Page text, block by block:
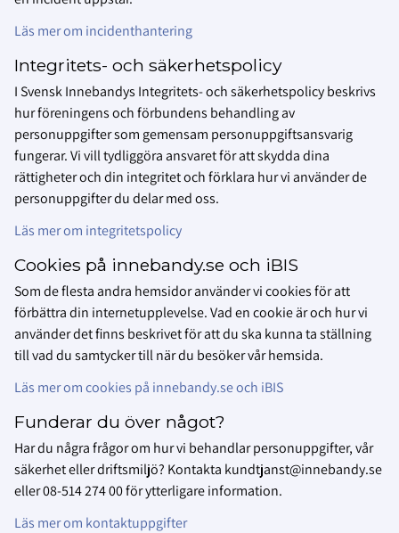
Läs mer om incidenthantering
Integritets- och säkerhetspolicy
I Svensk Innebandys Integritets- och säkerhetspolicy beskrivs
hur föreningens och förbundens behandling av
personuppgifter som gemensam personuppgiftsansvarig
fungerar. Vi vill tydliggöra ansvaret för att skydda dina
rättigheter och din integritet och förklara hur vi använder de
personuppgifter du delar med oss.
Läs mer om integritetspolicy
Cookies på innebandy.se och iBIS
Som de flesta andra hemsidor använder vi cookies för att
förbättra din internetupplevelse. Vad en cookie är och hur vi
använder det finns beskrivet för att du ska kunna ta ställning
till vad du samtycker till när du besöker vår hemsida.
Läs mer om cookies på innebandy.se och iBIS
Funderar du över något?
Har du några frågor om hur vi behandlar personuppgifter, vår
säkerhet eller driftsmiljö? Kontakta kundtjanst@innebandy.se
eller 08-514 274 00 för ytterligare information.
Läs mer om kontaktuppgifter